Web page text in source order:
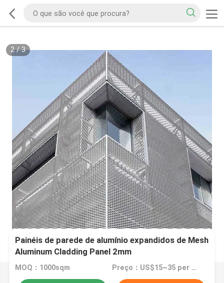
2/3
Painéis de parede de alumínio expandidos de Mesh
Aluminum Cladding Panel 2mm
MOQ：1000sqm Preço：US$15~35 per sqm